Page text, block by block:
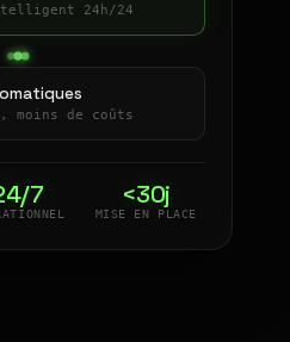
24h/24
moins de coûts
7 <30j
MISE EN PLACE